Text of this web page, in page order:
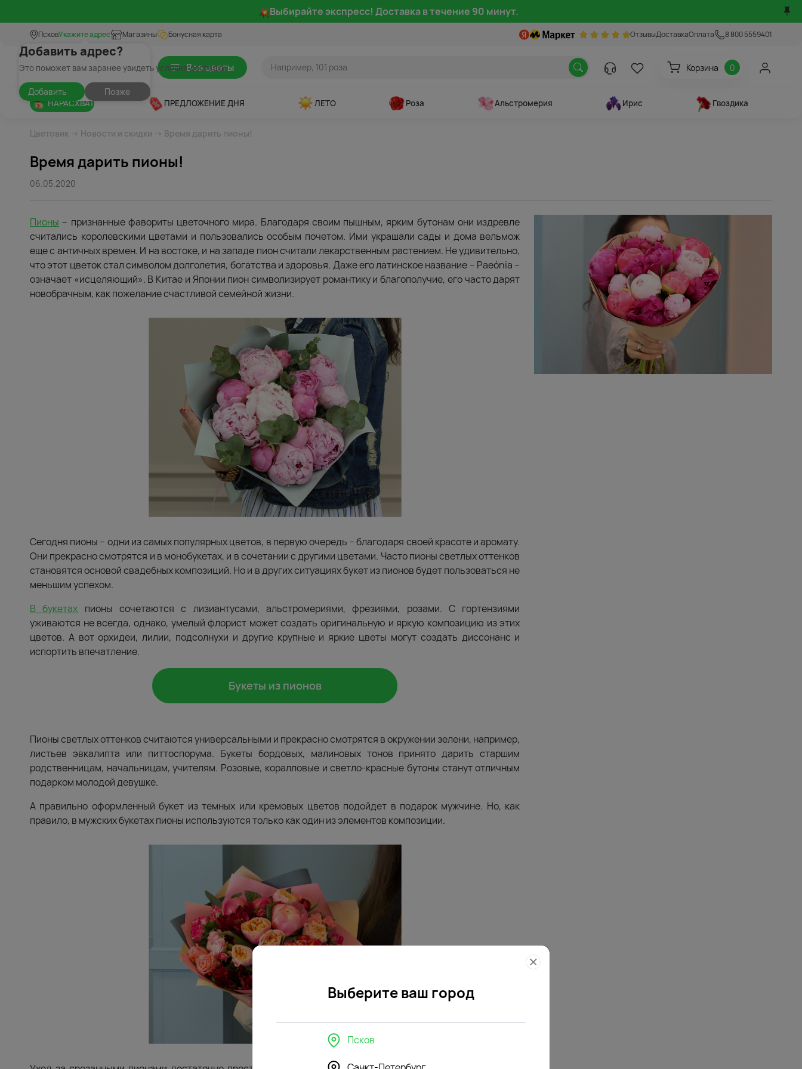
Выбирайте экспресс! Доставка в течение 90 минут.
ПсковУкажите адрес
Добавить адрес?
Это поможет вам заранее увидеть условия доставки
Добавить Позже
Магазины Бонусная карта ОтзывыДоставкаОплата 8 800 5559401
Все цветы Корзина 0
НАРАСХВАТ ПРЕДЛОЖЕНИЕ ДНЯ ЛЕТО Роза Альстромерия Ирис Гвоздика
Цветовик → Новости и скидки → Время дарить пионы!
Время дарить пионы!
06.05.2020
Пионы – признанные фавориты цветочного мира. Благодаря своим пышным, ярким бутонам они издревле
считались королевскими цветами и пользовались особым почетом. Ими украшали сады и дома вельмож
еще с античных времен. И на востоке, и на западе пион считали лекарственным растением. Не удивительно,
что этот цветок стал символом долголетия, богатства и здоровья. Даже его латинское название – Paeónia –
означает «исцеляющий». В Китае и Японии пион символизирует романтику и благополучие, его часто дарят
новобрачным, как пожелание счастливой семейной жизни.
Сегодня пионы – одни из самых популярных цветов, в первую очередь – благодаря своей красоте и аромату.
Они прекрасно смотрятся и в монобукетах, и в сочетании с другими цветами. Часто пионы светлых оттенков
становятся основой свадебных композиций. Но и в других ситуациях букет из пионов будет пользоваться не
меньшим успехом.
В букетах пионы сочетаются с лизиантусами, альстромериями, фрезиями, розами. С гортензиями
уживаются не всегда, однако, умелый флорист может создать оригинальную и яркую композицию из этих
цветов. А вот орхидеи, лилии, подсолнухи и другие крупные и яркие цветы могут создать диссонанс и
испортить впечатление.
Букеты из пионов
Пионы светлых оттенков считаются универсальными и прекрасно смотрятся в окружении зелени, например,
листьев эвкалипта или питтоспорума. Букеты бордовых, малиновых тонов принято дарить старшим
родственницам, начальницам, учителям. Розовые, коралловые и светло-красные бутоны станут отличным
подарком молодой девушке.
А правильно оформленный букет из темных или кремовых цветов подойдет в подарок мужчине. Но, как
правило, в мужских букетах пионы используются только как один из элементов композиции.
Выберите ваш город
Псков